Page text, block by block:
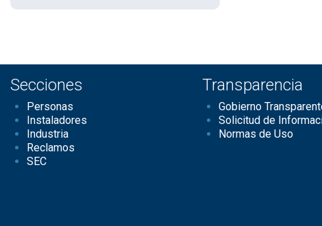
Secciones
Personas
Instaladores
Industria
Reclamos
SEC
Transparencia
Gobierno
Solicitud de
Normas de Uso